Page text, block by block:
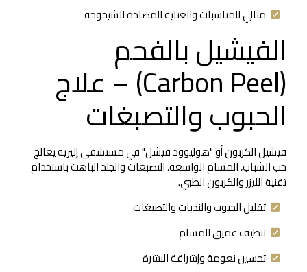
مثالي للمناسبات والعناية المضادة للشيخوخة
الفيشيل بالفحم
(Carbon Peel) – علاج
الحبوب والتصبغات
فيشيل الكربون أو "هوليوود فيشل" في مستشفى إليزيه يعالج
حب الشباب، المسام الواسعة، التصبغات والجلد الباهت باستخدام
تقنية الليزر والكربون الطبي.
تقليل الحبوب والندبات والتصبغات
تنظيف عميق للمسام
تحسين نعومة وإشراقة البشرة